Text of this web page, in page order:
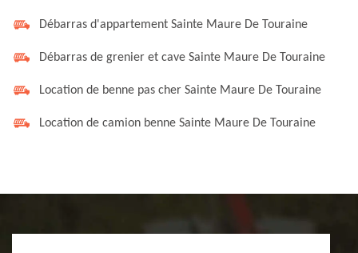
Débarras d'appartement Sainte Maure De Touraine
Débarras de grenier et cave Sainte Maure De Touraine
Location de benne pas cher Sainte Maure De Touraine
Location de camion benne Sainte Maure De Touraine